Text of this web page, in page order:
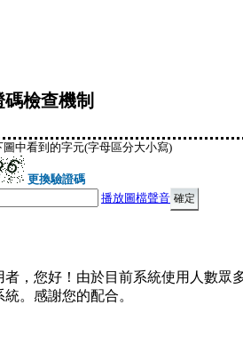
碼檢查機制
中看到的字元(字母區分大小寫)
更換驗證碼
播放圖檔聲音
者，您好！由於目前系統使用人數眾
。感謝您的配合。